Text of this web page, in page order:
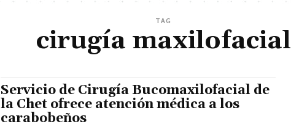
TAG
cirugía maxilofacial
Servicio de Cirugía Bucomaxilofacial de
la Chet ofrece atención médica a los
carabobeños